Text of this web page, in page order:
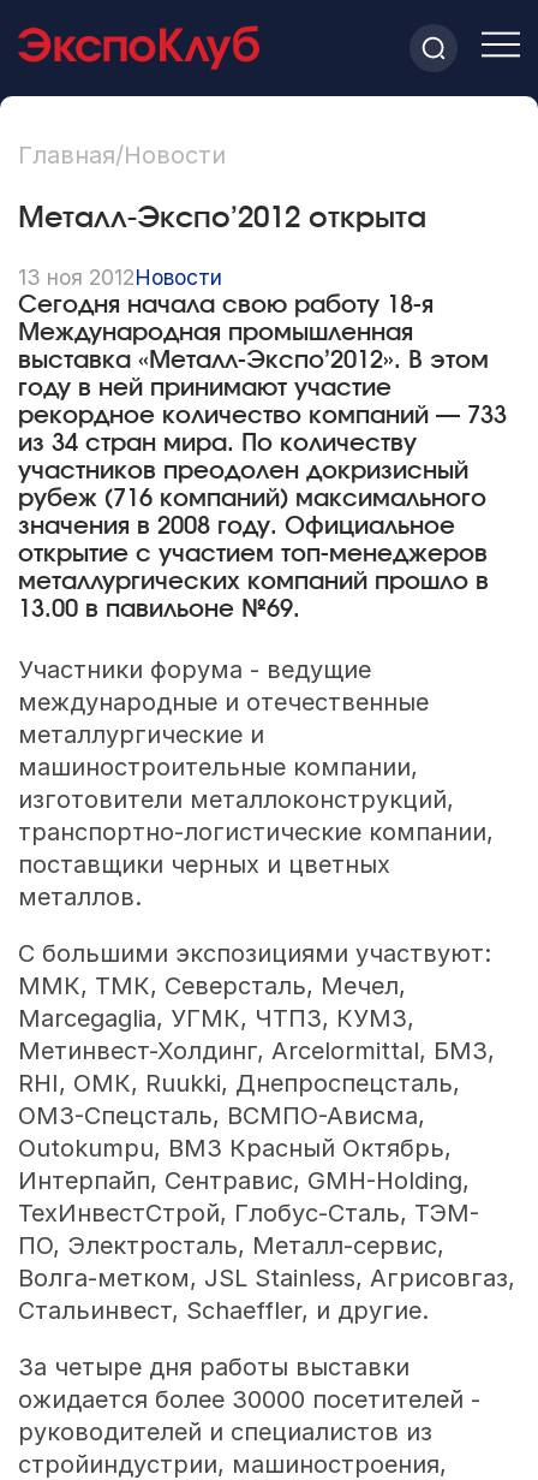
Главная/Новости
Металл-Экспо’2012 открыта
13 ноя 2012Новости
Сегодня начала свою работу 18-я
Международная промышленная
выставка «Металл-Экспо’2012». В этом
году в ней принимают участие
рекордное количество компаний — 733
из 34 стран мира. По количеству
участников преодолен докризисный
рубеж (716 компаний) максимального
значения в 2008 году. Официальное
открытие с участием топ-менеджеров
металлургических компаний прошло в
13.00 в павильоне №69.
Участники форума - ведущие
международные и отечественные
металлургические и
машиностроительные компании,
изготовители металлоконструкций,
транспортно-логистические компании,
поставщики черных и цветных
металлов.
С большими экспозициями участвуют:
ММК, ТМК, Северсталь, Мечел,
Marcegaglia, УГМК, ЧТПЗ, КУМЗ,
Метинвест-Холдинг, Arcelormittal, БМЗ,
RHI, ОМК, Ruukki, Днепроспецсталь,
ОМЗ-Спецсталь, ВСМПО-Ависма,
Outokumpu, ВМЗ Красный Октябрь,
Интерпайп, Сентравис, GMH-Holding,
ТехИнвестСтрой, Глобус-Сталь, ТЭМ-
ПО, Электросталь, Металл-сервис,
Волга-метком, JSL Stainless, Агрисовгаз,
Стальинвест, Schaeffler, и другие.
За четыре дня работы выставки
ожидается более 30000 посетителей -
руководителей и специалистов из
стройиндустрии, машиностроения,